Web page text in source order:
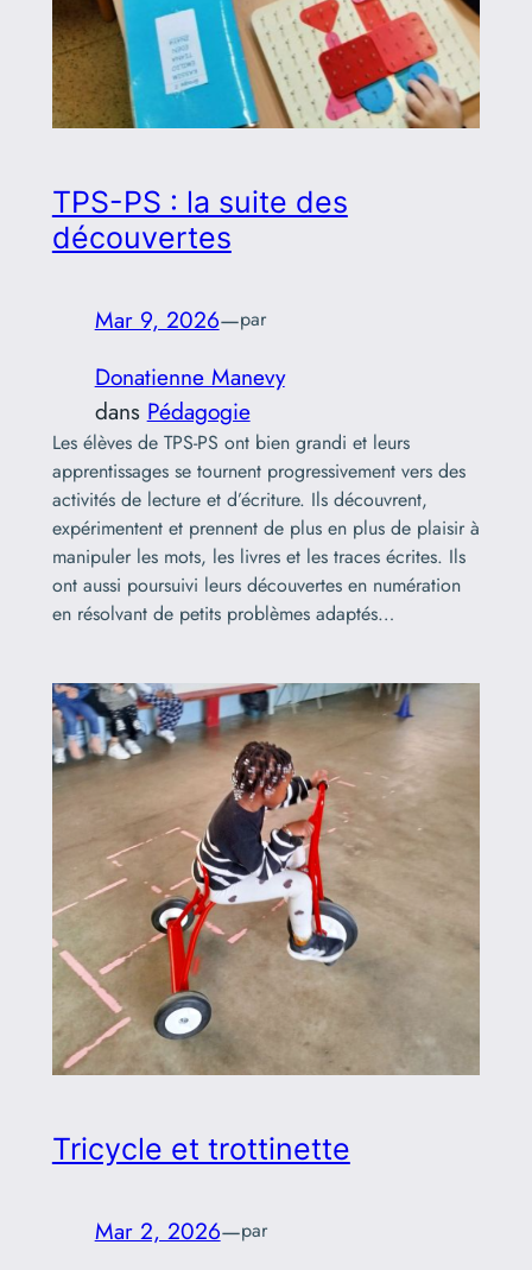
TPS-PS : la suite des
découvertes
Mar 9, 2026—par
Donatienne Manevy
dans Pédagogie
Les élèves de TPS-PS ont bien grandi et leurs
apprentissages se tournent progressivement vers des
activités de lecture et d’écriture. Ils découvrent,
expérimentent et prennent de plus en plus de plaisir à
manipuler les mots, les livres et les traces écrites. Ils
ont aussi poursuivi leurs découvertes en numération
en résolvant de petits problèmes adaptés…
Tricycle et trottinette
Mar 2, 2026—par